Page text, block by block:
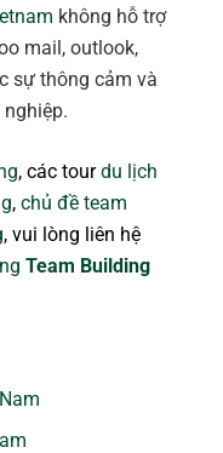
không hỗ trợ
mail, outlook,
sự thông cảm và
, các tourdu lịch
, chủ đề team
, vui lòng liên hệ
Team Building